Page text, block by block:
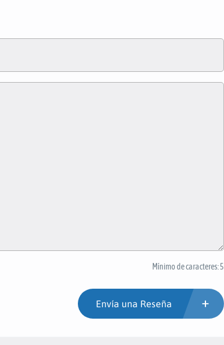
Mínimo de caracteres: 5
Envía una Reseña